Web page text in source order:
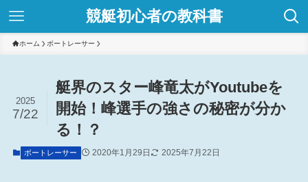
競艇初心者の教科書
ホーム ボートレーサー
艇界のスター峰竜太がYoutubeを
開始！峰選手の強さの秘密が分か
る！？
2025
7/22
ボートレーサー 2020年1月29日 2025年7月22日